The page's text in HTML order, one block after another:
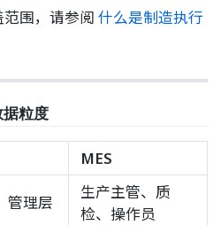
围，请参阅 什么是制造执行
粒度
MES
管理层
生产主管、质
检、操作员